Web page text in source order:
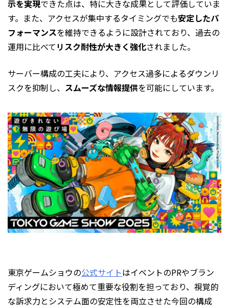
示を実現できた点は、特に大きな成果として評価していま
す。また、アクセスが集中するタイミングでも安定したパ
フォーマンスを維持できるように設計されており、過去の
運用に比べて リスク耐性が大きく強化されました。
サーバー構成の工夫により、アクセス過多によるダウンリ
スクを抑制し、 スムーズな情報提供を可能にしています。
東京ゲームショウの公式サイトはイベントのPRやブラン
ディングにおいて極めて重要な役割を担っており、視覚的
な訴求力とシステム面の安定性を両立させた今回の構成